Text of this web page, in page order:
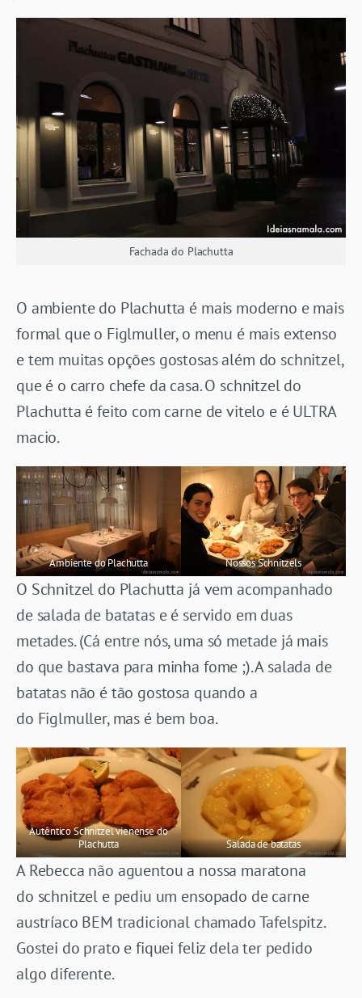
Fachada do Plachutta
O ambiente do Plachutta é mais moderno e mais
formal que o Figlmuller, o menu é mais extenso
e tem muitas opções gostosas além do schnitzel,
que é o carro chefe da casa. O schnitzel do
Plachutta é feito com carne de vitelo e é ULTRA
macio.
Ambiente do Plachutta Nossos Schnitzels
O Schnitzel do Plachutta já vem acompanhado
de salada de batatas e é servido em duas
metades. (Cá entre nós, uma só metade já mais
do que bastava para minha fome ;). A salada de
batatas não é tão gostosa quando a
do Figlmuller, mas é bem boa.
Autêntico Schnitzel vienense do
Plachutta
Salada de batatas
A Rebecca não aguentou a nossa maratona
do schnitzel e pediu um ensopado de carne
austríaco BEM tradicional chamado Tafelspitz.
Gostei do prato e fiquei feliz dela ter pedido
algo diferente.